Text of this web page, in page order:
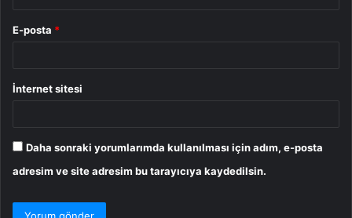
E-posta *
İnternet sitesi
Daha sonraki yorumlarımda kullanılması için adım, e-posta
adresim ve site adresim bu tarayıcıya kaydedilsin.